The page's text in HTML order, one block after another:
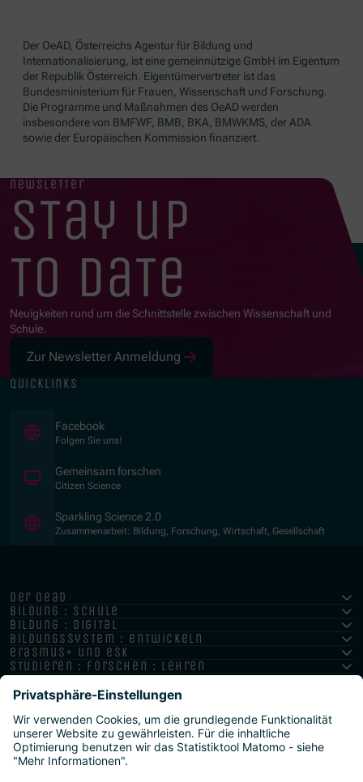
Der OeAD, Österreichs Agentur für Bildung und
Internationalisierung, ist eine gemeinnützige GmbH im Eigentum
der Republik Österreich. Eigentümervertreter ist das
Bundesministerium für Frauen, Wissenschaft und Forschung.
Die Programme und Maßnahmen des OeAD werden
insbesondere von BMFWF, BMB, BKA, BMWKMS, der ADA
sowie der Europäischen Kommission finanziert.
newsletter
stay up
to date
Neuigkeiten rund um die Schnittstelle zwischen Wissenschaft und
Schule.
Zur Newsletter Anmeldung
quicklinks
Facebook
Folgen Sie uns!
Gemeinsam forschen
Citizen Science
Sparkling Science 2.0
Zusammenarbeit: Bildung, Forschung, Wirtschaft, Gesellschaft
der oead
bildung : schule
bildung : digital
bildungssystem : entwickeln
erasmus+ und esk
studieren : forschen : lehren
hochschule : strategie : international